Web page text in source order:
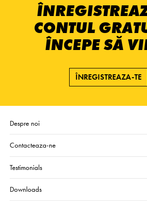
CONTUL
ÎNCEPE SĂ
ÎNREGISTREAZA-TE
Despre noi
Contacteaza-ne
Testimonials
Downloads